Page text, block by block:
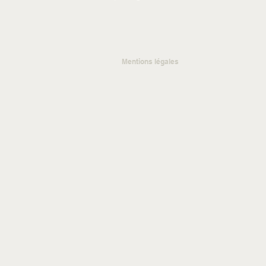
Mentions légales